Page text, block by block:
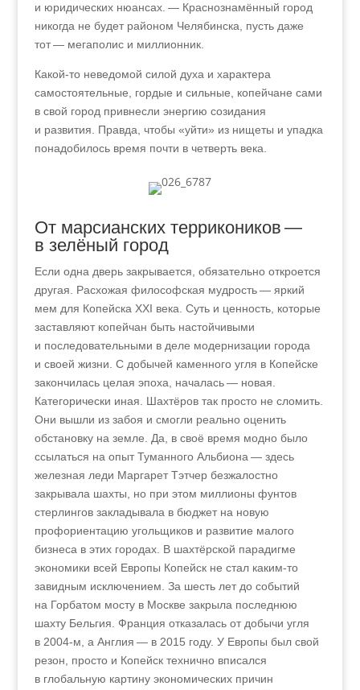
и юридических нюансах. — Краснознамённый город
никогда не будет районом Челябинска, пусть даже
тот — мегаполис и миллионник.
Какой-то неведомой силой духа и характера
самостоятельные, гордые и сильные, копейчане сами
в свой город привнесли энергию созидания
и развития. Правда, чтобы «уйти» из нищеты и упадка
понадобилось время почти в четверть века.
От марсианских террикоников —
в зелёный город
Если одна дверь закрывается, обязательно откроется
другая. Расхожая философская мудрость — яркий
мем для Копейска XXI века. Суть и ценность, которые
заставляют копейчан быть настойчивыми
и последовательными в деле модернизации города
и своей жизни. С добычей каменного угля в Копейске
закончилась целая эпоха, началась — новая.
Категорически иная. Шахтёров так просто не сломить.
Они вышли из забоя и смогли реально оценить
обстановку на земле. Да, в своё время модно было
ссылаться на опыт Туманного Альбиона — здесь
железная леди Маргарет Тэтчер безжалостно
закрывала шахты, но при этом миллионы фунтов
стерлингов закладывала в бюджет на новую
профориентацию угольщиков и развитие малого
бизнеса в этих городах. В шахтёрской парадигме
экономики всей Европы Копейск не стал каким-то
завидным исключением. За шесть лет до событий
на Горбатом мосту в Москве закрыла последнюю
шахту Бельгия. Франция отказалась от добычи угля
в 2004-м, а Англия — в 2015 году. У Европы был свой
резон, просто и Копейск технично вписался
в глобальную картину экономических причин